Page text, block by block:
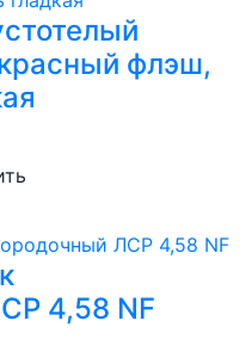
флэш,
4,58 NF